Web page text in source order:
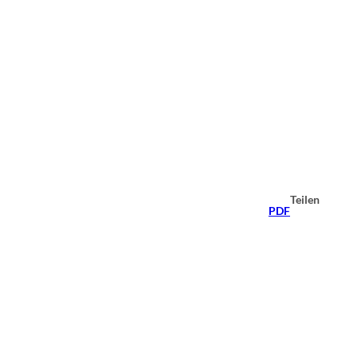
PDF
Teilen